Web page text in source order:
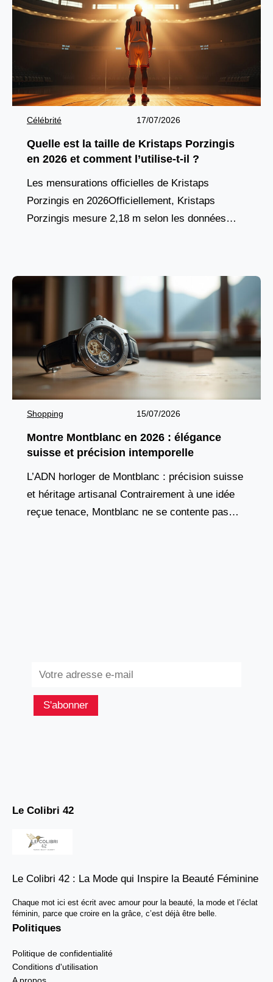
Célébrité 17/07/2026
Quelle est la taille de Kristaps Porzingis
en 2026 et comment l’utilise-t-il ?
Les mensurations officielles de Kristaps
Porzingis en 2026Officiellement, Kristaps
Porzingis mesure 2,18 m selon les données
Shopping 15/07/2026
Montre Montblanc en 2026 : élégance
suisse et précision intemporelle
L’ADN horloger de Montblanc : précision suisse
et héritage artisanal Contrairement à une idée
reçue tenace, Montblanc ne se contente pas
S'abonner
Le Colibri 42
Le Colibri 42 : La Mode qui Inspire la Beauté Féminine
Chaque mot ici est écrit avec amour pour la beauté, la mode et l’éclat
féminin, parce que croire en la grâce, c’est déjà être belle.
Politiques
Politique de confidentialité
Conditions d'utilisation